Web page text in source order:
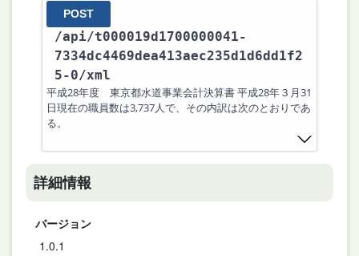
POST
/api/t000019d1700000041-
7334dc4469dea413aec235d1d6dd1f2
5-0/xml
平成28年度 東京都水道事業会計決算書 平成28年３月31
日現在の職員数は3,737人で、その内訳は次のとおりであ
る。
詳細情報
バージョン
1.0.1